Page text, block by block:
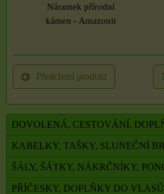
Náramek přírodní
kámen - Amazonit
Předchozí produkt
DOVOLENÁ, CESTOVÁNÍ,
KABELKY, TAŠKY, SLUNEČNÍ
ŠÁLY, ŠÁTKY, NÁKRČNÍKY,
PŘÍČESKY, DOPLŇKY DO VLASŮ